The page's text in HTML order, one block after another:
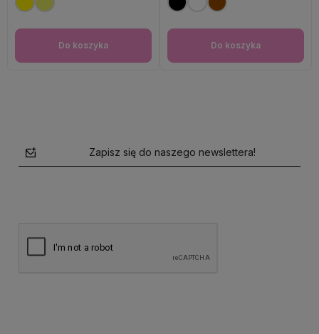
Do koszyka Do koszyka
Zapisz się do naszego newslettera!